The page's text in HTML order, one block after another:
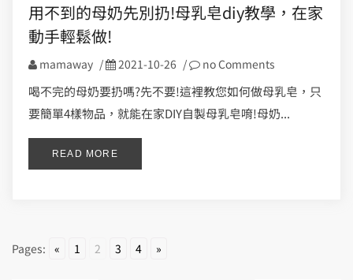
用不到的母奶先別扔!母乳皂diy教學，在家
動手輕鬆做!
mamaway / 2021-10-26 / no Comments
喝不完的母奶要扔嗎?先不要!這裡教您如何做母乳皂，只
要簡單4樣物品，就能在家DIY自製母乳皂唷!母奶...
READ MORE
Pages: « 1 2 3 4 »